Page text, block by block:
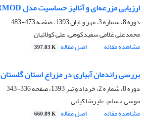
ارزیابی مزرعه‌ای و آنالیز حساسیت مدل SIRMOD در آبیاری شیاری
دوره 8، شماره 3، مهر و آبان 1393، صفحه
473-483
محمدعلی غلامی سفیدکوهی، علی کولائیان
مشاهده مقاله
اصل مقاله 397.03 K
بررسی راندمان آبیاری در مزراع استان گلستان
دوره 8، شماره 2، خرداد و تیر 1393، صفحه
336-343
موسی حسام، علیرضا کیانی
مشاهده مقاله
اصل مقاله 660.89 K